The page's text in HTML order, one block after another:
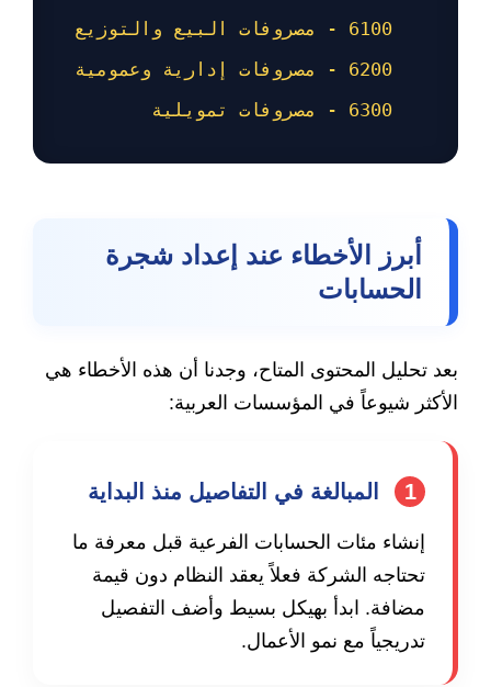
6100 - مصروفات البيع والتوزيع
6200 - مصروفات إدارية وعمومية
6300 - مصروفات تمويلية
أبرز الأخطاء عند إعداد شجرة
الحسابات
بعد تحليل المحتوى المتاح، وجدنا أن هذه الأخطاء هي
الأكثر شيوعاً في المؤسسات العربية:
1 المبالغة في التفاصيل منذ البداية
إنشاء مئات الحسابات الفرعية قبل معرفة ما
تحتاجه الشركة فعلاً يعقد النظام دون قيمة
مضافة. ابدأ بهيكل بسيط وأضف التفصيل
تدريجياً مع نمو الأعمال.